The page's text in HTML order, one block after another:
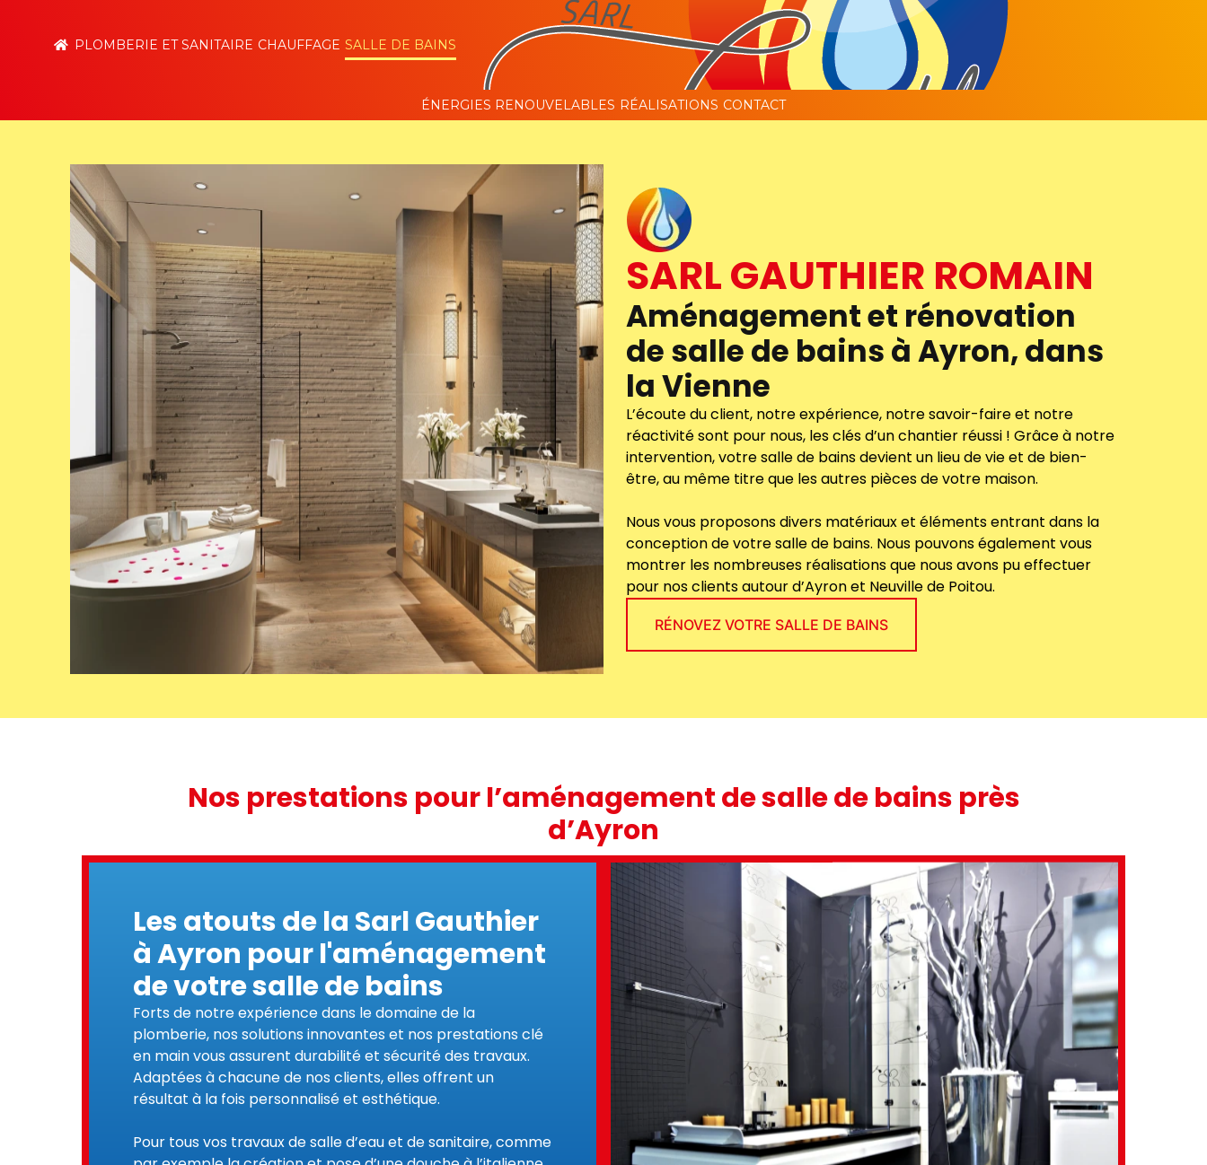
PLOMBERIE ET SANITAIRE CHAUFFAGE SALLE DE BAINS
ÉNERGIES RENOUVELABLES RÉALISATIONS CONTACT
SARL GAUTHIER ROMAIN
Aménagement et rénovation
de salle de bains à Ayron, dans
la Vienne
L’écoute du client, notre expérience, notre savoir-faire et notre
réactivité sont pour nous, les clés d’un chantier réussi ! Grâce à notre
intervention, votre salle de bains devient un lieu de vie et de bien-
être, au même titre que les autres pièces de votre maison.
Nous vous proposons divers matériaux et éléments entrant dans la
conception de votre salle de bains. Nous pouvons également vous
montrer les nombreuses réalisations que nous avons pu effectuer
pour nos clients autour d’Ayron et Neuville de Poitou.
RÉNOVEZ VOTRE SALLE DE BAINS
Nos prestations pour l’aménagement de salle de bains près
d’Ayron
Les atouts de la Sarl Gauthier
à Ayron pour l'aménagement
de votre salle de bains
Forts de notre expérience dans le domaine de la
plomberie, nos solutions innovantes et nos prestations clé
en main vous assurent durabilité et sécurité des travaux.
Adaptées à chacune de nos clients, elles offrent un
résultat à la fois personnalisé et esthétique.
Pour tous vos travaux de salle d’eau et de sanitaire, comme